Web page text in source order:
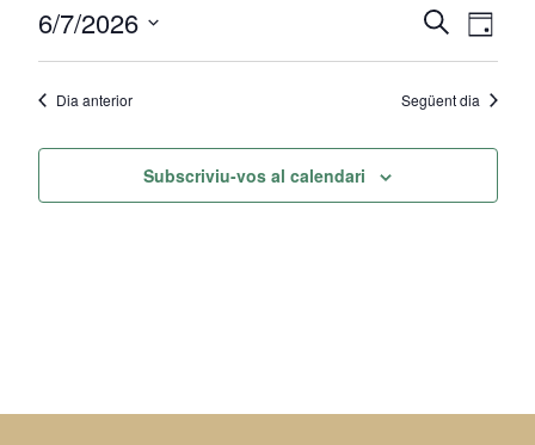
de
juny
2026
visual
i
Cerca
de
Dia
6/7/2026
data.Dia anterior Següent dia
Subscriviu-vos al calendari